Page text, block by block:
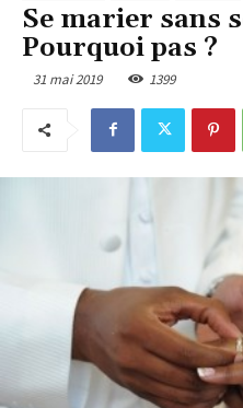
Se marier sans
Pourquoi pas ?
31 mai 2019 1399